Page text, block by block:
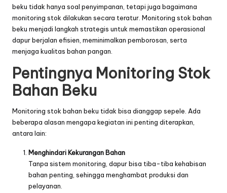
beku tidak hanya soal penyimpanan, tetapi juga bagaimana
monitoring stok dilakukan secara teratur. Monitoring stok bahan
beku menjadi langkah strategis untuk memastikan operasional
dapur berjalan efisien, meminimalkan pemborosan, serta
menjaga kualitas bahan pangan.
Pentingnya Monitoring Stok
Bahan Beku
Monitoring stok bahan beku tidak bisa dianggap sepele. Ada
beberapa alasan mengapa kegiatan ini penting diterapkan,
antara lain:
Menghindari Kekurangan Bahan
Tanpa sistem monitoring, dapur bisa tiba-tiba kehabisan
bahan penting, sehingga menghambat produksi dan
pelayanan.